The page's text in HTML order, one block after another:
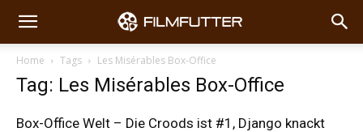
Home Tags Les Misérables Box-Office
Tag: Les Misérables Box-Office
Box-Office Welt – Die Croods ist #1, Django knackt